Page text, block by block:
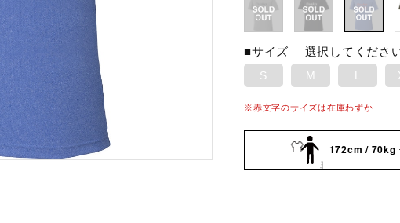
■サイズ 選択してくださ
S M L
※赤文字のサイズは在庫わずか
172cm / 70kg